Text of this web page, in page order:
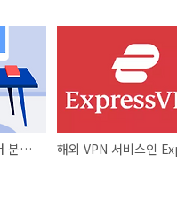
데이터 전문가, 데이터 분석가가 되기 위한 스킬들